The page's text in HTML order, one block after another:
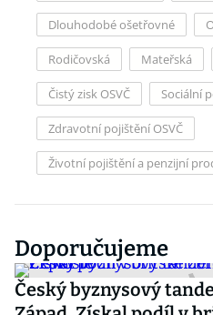
Dlouhodobé ošetřovné
Rodičovská Mateřská
Čistý zisk OSVČ Sociální
Zdravotní pojištění OSVČ
Životní pojištění a penzijní
Doporučujeme
Český byznysový